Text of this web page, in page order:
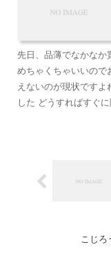
先日、品薄でなかなか
めちゃくちゃいいの
えないのが現状です
した どうすればすぐ
こじろ